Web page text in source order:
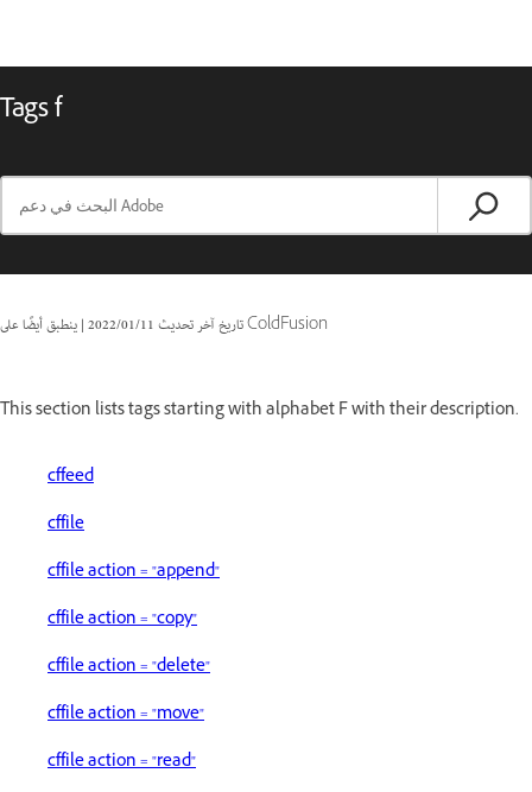
Tags f
تاريخ آخر تحديث11‏/01‏/2022
| ينطبق أيضًا على ColdFusion
This section lists tags starting with alphabet F with their description.
cffeed
cffile
cffile action = "append"
cffile action = "copy"
cffile action = "delete"
cffile action = "move"
cffile action = "read"